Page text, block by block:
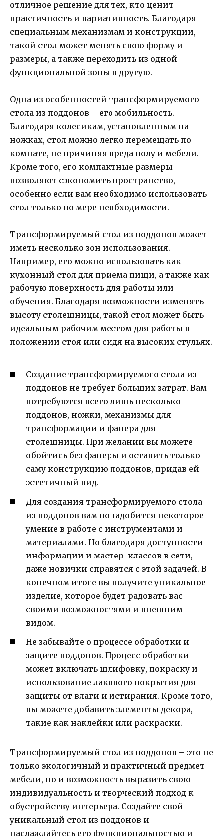
отличное решение для тех, кто ценит
практичность и вариативность. Благодаря
специальным механизмам и конструкции,
такой стол может менять свою форму и
размеры, а также переходить из одной
функциональной зоны в другую.
Одна из особенностей трансформируемого
стола из поддонов – его мобильность.
Благодаря колесикам, установленным на
ножках, стол можно легко перемещать по
комнате, не причиняя вреда полу и мебели.
Кроме того, его компактные размеры
позволяют сэкономить пространство,
особенно если вам необходимо использовать
стол только по мере необходимости.
Трансформируемый стол из поддонов может
иметь несколько зон использования.
Например, его можно использовать как
кухонный стол для приема пищи, а также как
рабочую поверхность для работы или
обучения. Благодаря возможности изменять
высоту столешницы, такой стол может быть
идеальным рабочим местом для работы в
положении стоя или сидя на высоких стульях.
Создание трансформируемого стола из
поддонов не требует больших затрат. Вам
потребуются всего лишь несколько
поддонов, ножки, механизмы для
трансформации и фанера для
столешницы. При желании вы можете
обойтись без фанеры и оставить только
саму конструкцию поддонов, придав ей
эстетичный вид.
Для создания трансформируемого стола
из поддонов вам понадобится некоторое
умение в работе с инструментами и
материалами. Но благодаря доступности
информации и мастер-классов в сети,
даже новички справятся с этой задачей. В
конечном итоге вы получите уникальное
изделие, которое будет радовать вас
своими возможностями и внешним
видом.
Не забывайте о процессе обработки и
защите поддонов. Процесс обработки
может включать шлифовку, покраску и
использование лакового покрытия для
защиты от влаги и истирания. Кроме того,
вы можете добавить элементы декора,
такие как наклейки или раскраски.
Трансформируемый стол из поддонов – это не
только экологичный и практичный предмет
мебели, но и возможность выразить свою
индивидуальность и творческий подход к
обустройству интерьера. Создайте свой
уникальный стол из поддонов и
наслаждайтесь его функциональностью и